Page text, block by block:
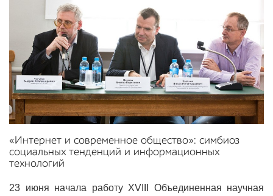
«Интернет и современное общество»: симбиоз
социальных тенденций и информационных
технологий
23 июня начала работу XVIII Объединенная научная